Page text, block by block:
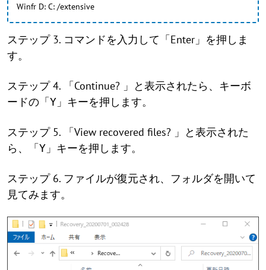
Winfr D: C: /extensive
ステップ 3. コマンドを入力して「Enter」を押しま
す。
ステップ 4. 「Continue? 」と表示されたら、キーボ
ードの「Y」 キーを押します。
ステップ 5. 「View recovered files? 」と表示された
ら、「Y」 キーを押します。
ステップ 6. ファイルが復元され、フォルダを開いて
見てみます。